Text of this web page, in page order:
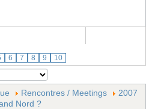
6 7 8 9 10
Rencontres / Meetings
2007
Nord ?